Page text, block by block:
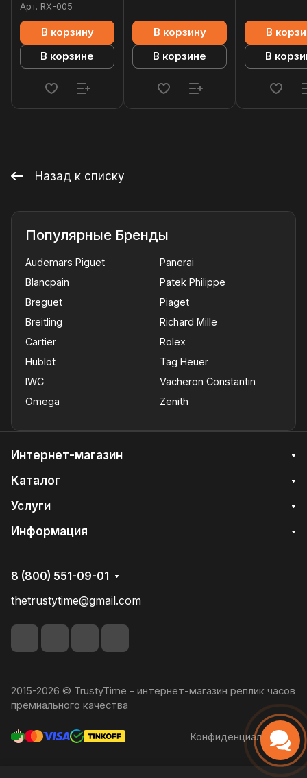
Арт. RX-005
В корзину
В корзине
В корзину
В корзине
В
В
Назад к списку
Популярные Бренды
Audemars Piguet
Blancpain
Breguet
Breitling
Cartier
Hublot
IWC
Omega
Panerai
Patek Philippe
Piaget
Richard Mille
Rolex
Tag Heuer
Vacheron Constantin
Zenith
Интернет-магазин
Каталог
Услуги
Информация
8 (800) 551-09-01
thetrustytime@gmail.com
2015-2026 © TrustyTime - интернет-магазин реплик часов
премиального качества
Конфиденциальность